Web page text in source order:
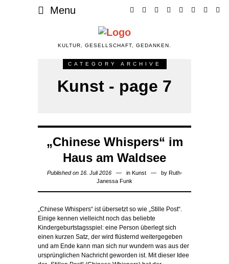
Menu
KULTUR, GESELLSCHAFT, GEDANKEN.
CATEGORY ARCHIVE
Kunst - page 7
„Chinese Whispers“ im
Haus am Waldsee
Published on 16. Juli 2016 in Kunst by Ruth-
Janessa Funk
„Chinese Whispers“ ist übersetzt so wie „Stille Post“.
Einige kennen vielleicht noch das beliebte
Kindergeburtstagsspiel: eine Person überlegt sich
einen kurzen Satz, der wird flüsternd weitergegeben
und am Ende kann man sich nur wundern was aus der
ursprünglichen Nachricht geworden ist. Mit dieser Idee